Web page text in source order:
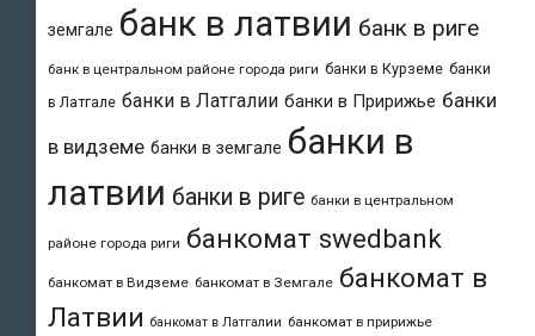
земгале банк в латвии банк в риге
банк в центральном районе города риги банки в Курземе банки
в Латгале банки в Латгалии банки в Пририжье банки
в видземе банки в земгале банки в
латвии банки в риге банки в центральном
районе города риги банкомат swedbank
банкомат в Видземе банкомат в Земгале банкомат в
Латвии банкомат в Латгалии банкомат в пририжье